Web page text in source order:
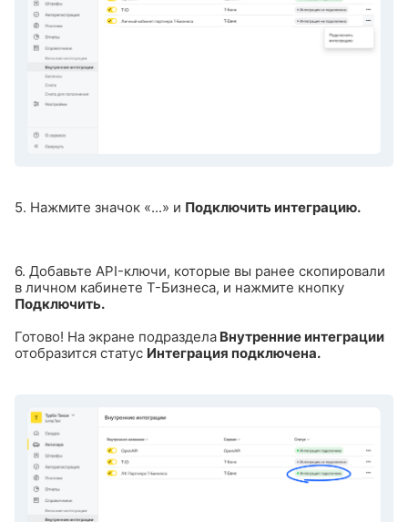
5. Нажмите значок «...» и Подключить интеграцию.
6. Добавьте API-ключи, которые вы ранее скопировали
в личном кабинете Т-Бизнеса, и нажмите кнопку
Подключить.
Готово! На экране подраздела Внутренние интеграции
отобразится статус Интеграция подключена.